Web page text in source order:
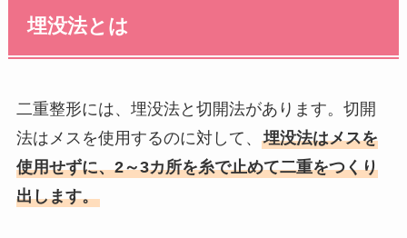
埋没法とは
二重整形には、埋没法と切開法があります。切開
法はメスを使用するのに対して、 埋没法はメスを
使用せずに、2～3カ所を糸で止めて二重をつくり
出します。